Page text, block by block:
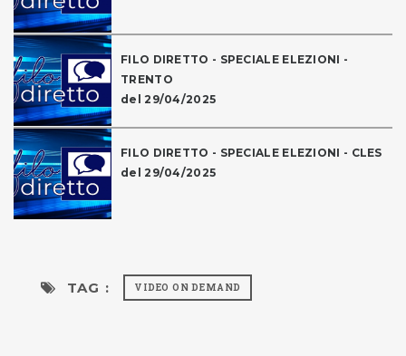
FILO DIRETTO - SPECIALE ELEZIONI -
TRENTO
del 29/04/2025
FILO DIRETTO - SPECIALE ELEZIONI - CLES
del 29/04/2025
TAG : VIDEO ON DEMAND